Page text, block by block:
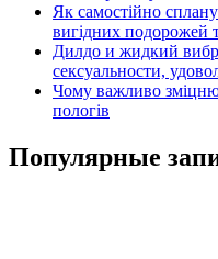
Як самостійно
вигідних подорожей
Дилдо и жидкий
сексуальности,
Чому важливо
пологів
Популярные